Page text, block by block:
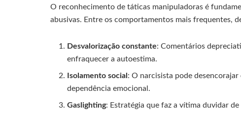
O reconhecimento de táticas manipuladoras é
abusivas. Entre os comportamentos mais frequentes,
Desvalorização constante: Comentários
enfraquecer a autoestima.
Isolamento social : O narcisista pode
dependência emocional.
Gaslighting: Estratégia que faz a vítima duvidar